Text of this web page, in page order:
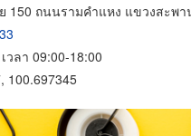
150 ถนนรามคำแหง แขวงสะพ
วลา 09:00-18:00
100.697345